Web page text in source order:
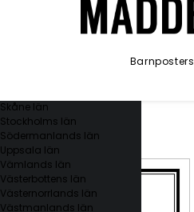
Skåne län
Stockholms län
Södermanlands län
Uppsala län
Vämlands län
Västerbottens län
Västernorrlands län
Västmanlands län
Barnposters